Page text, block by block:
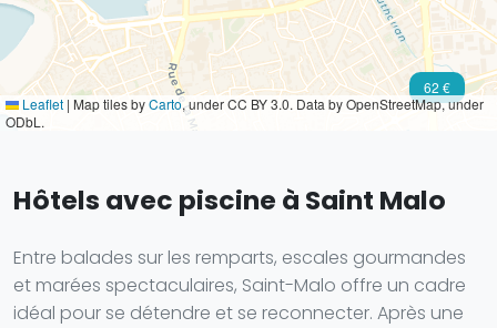
62 €
Leaflet | Map tiles byCarto, under CC BY 3.0. Data by OpenStreetMap, under
ODbL.
Hôtels avec piscine à Saint Malo
Entre balades sur les remparts, escales gourmandes
et marées spectaculaires, Saint-Malo offre un cadre
idéal pour se détendre et se reconnecter. Après une